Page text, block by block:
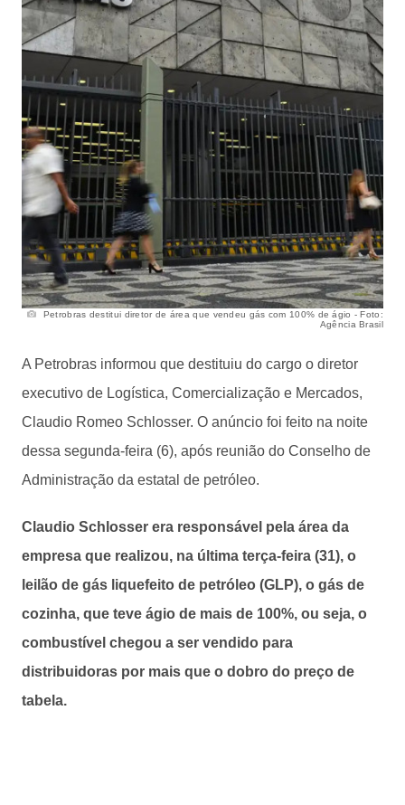
Petrobras destitui diretor de área que vendeu gás com 100% de ágio - Foto:
Agência Brasil
A Petrobras informou que destituiu do cargo o diretor
executivo de Logística, Comercialização e Mercados,
Claudio Romeo Schlosser. O anúncio foi feito na noite
dessa segunda-feira (6), após reunião do Conselho de
Administração da estatal de petróleo.
Claudio Schlosser era responsável pela área da
empresa que realizou, na última terça-feira (31), o
leilão de gás liquefeito de petróleo (GLP), o gás de
cozinha, que teve ágio de mais de 100%, ou seja, o
combustível chegou a ser vendido para
distribuidoras por mais que o dobro do preço de
tabela.